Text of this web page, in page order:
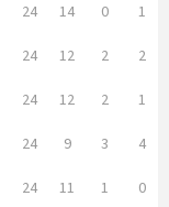
24 14 0
1
24 12 2
2
24 12 2
1
24 9 3
4
24 11 1
0